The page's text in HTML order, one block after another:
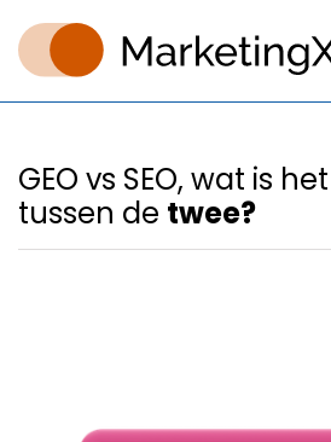
GEO vs SEO, wat is
tussen de twee?